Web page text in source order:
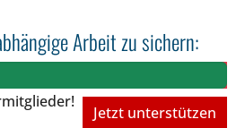
Arbeit zu sichern:
Jetzt unterstützen